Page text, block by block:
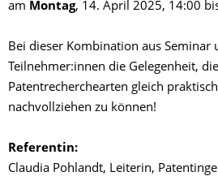
am Montag, 14. April 2025, 14:00
Bei dieser Kombination aus Seminar
Teilnehmer:innen die Gelegenheit,
Patentrecherchearten gleich
nachvollziehen zu können!
Referentin:
Claudia Pohlandt, Leiterin,